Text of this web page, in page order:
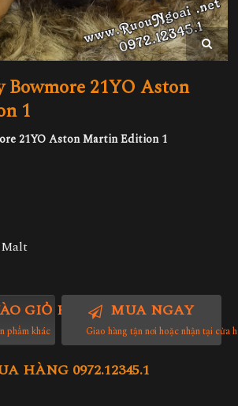
Bowmore 21YO Aston
1
21YO Aston Martin Edition 1
GIỎ HÀNG
phẩm khác
MUA NGAY
Giao hàng tận nơi hoặc nhận tại cửa
HÀNG 0972.12345.1